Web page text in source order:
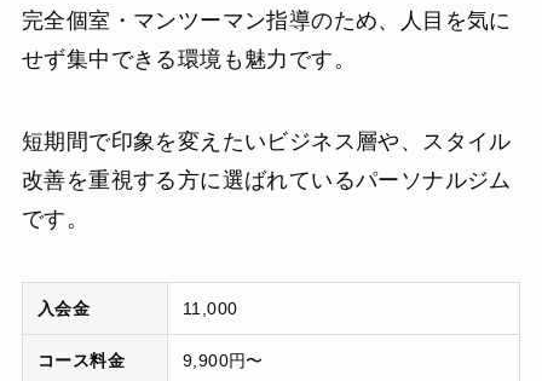
完全個室・マンツーマン指導のため、人目を気に
せず集中できる環境も魅力です。
短期間で印象を変えたいビジネス層や、スタイル
改善を重視する方に選ばれているパーソナルジム
です。
入会金 11,000
コース料金 9,900円〜